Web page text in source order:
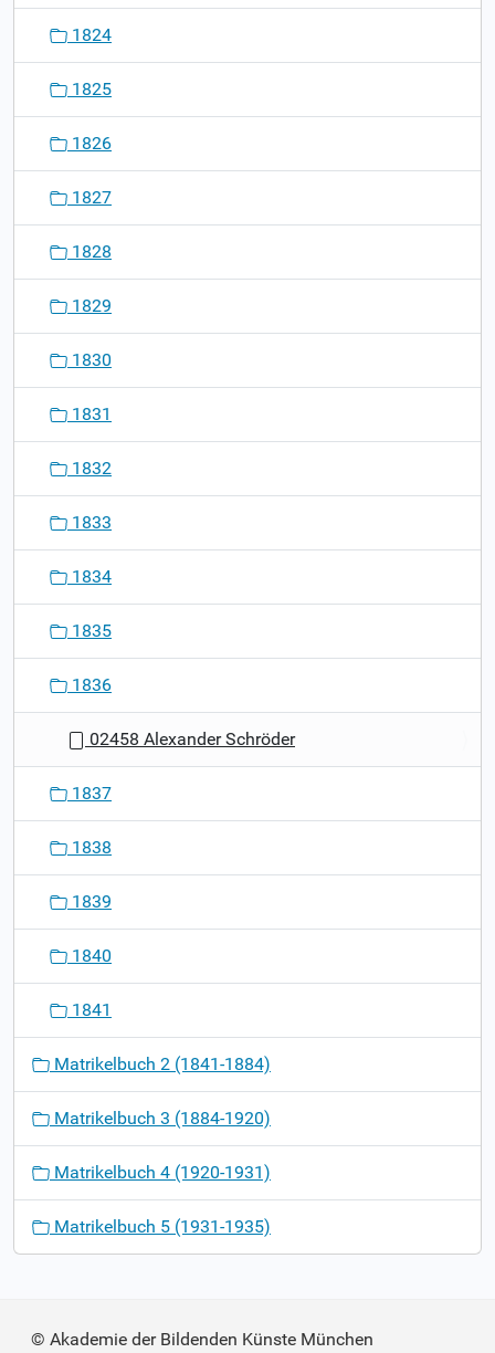
1824
1825
1826
1827
1828
1829
1830
1831
1832
1833
1834
1835
1836
02458 Alexander Schröder
1837
1838
1839
1840
1841
Matrikelbuch 2 (1841-1884)
Matrikelbuch 3 (1884-1920)
Matrikelbuch 4 (1920-1931)
Matrikelbuch 5 (1931-1935)
© Akademie der Bildenden Künste München